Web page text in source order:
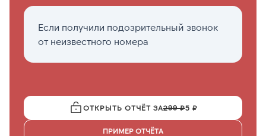
Если получили подозрительный звонок
от неизвестного номера
ОТКРЫТЬ ОТЧЁТ ЗА299 ₽5 ₽
ПРИМЕР ОТЧЁТА